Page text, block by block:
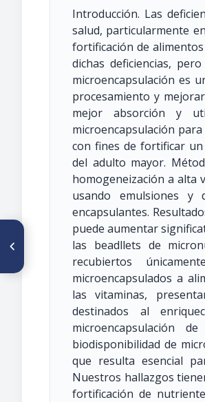
Introducción. Las
salud, particularmente
fortificación de
dichas deficiencias,
microencapsulación es
procesamiento y
mejor absorción y
microencapsulación
con fines de fortificar
del adulto mayor.
homogeneización a alta
usando emulsiones y
encapsulantes.
puede aumentar
las beadllets de
recubiertos
microencapsulados a
las vitaminas,
destinados al
microencapsulación
biodisponibilidad de
que resulta esencial
Nuestros hallazgos
fortificación de
ARTÍCULO ANTERIOR
P107/S2-P43 ESTADO
NUTRICIO DE HIERRO
DURANTE EL PRIMER AÑO DE
VIDA EN NIÑOS MEXICANOS,
DETERMINADO USANDO
DIFERENTES INDICADORES